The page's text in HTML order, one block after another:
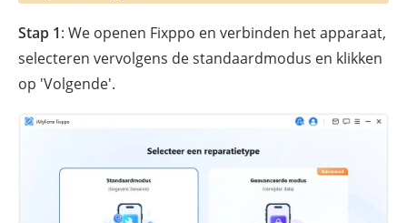
Stap 1: We openen Fixppo en verbinden het apparaat,
selecteren vervolgens de standaardmodus en klikken
op 'Volgende'.